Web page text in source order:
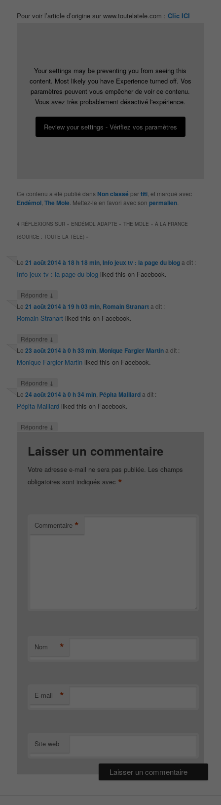
Pour voir l’article d’origine sur www.toutelatele.com :Clic ICI
Your settings may be preventing you from seeing this
content. Most likely you have Experience turned off. Vos
paramètres peuvent vous empêcher de voir ce contenu.
Vous avez très probablement désactivé l'expérience.
Review your settings - Vérifiez vos paramètres
Ce contenu a été publié dans Non classé partiti , et marqué avec
Endémol ,The Mole . Mettez-le en favori avec sonpermalien
4 RÉFLEXIONS SUR « ENDÉMOL ADAPTE « THE MOLE » À LA FRANCE
(SOURCE : TOUTE LA TÉLÉ) »
Le21 août 2014 à 18 h 18 min Info jeux tv : la page du bloga dit :
Info jeux tv : la page du blog liked this on Facebook.
Répondre ↓
Le21 août 2014 à 19 h 03 min Romain Stranarta dit :
Romain Stranart liked this on Facebook.
Répondre ↓
Le23 août 2014 à 0 h 33 min Monique Fargier Martina dit :
Monique Fargier Martin liked this on Facebook.
Répondre ↓
Le24 août 2014 à 0 h 34 min Pépita Maillarda dit :
Pépita Maillard liked this on Facebook.
Répondre ↓
Laisser un commentaire
Votre adresse e-mail ne sera pas publiée. Les champs
obligatoires sont indiqués avec *
Commentaire *
Nom *
E-mail *
Site web